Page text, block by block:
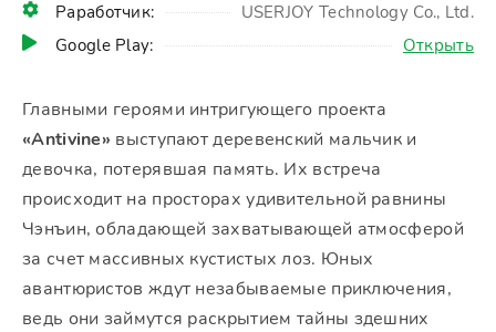
Раработчик:
USERJOY Technology Co., Ltd.
Google Play:
Открыть
Главными героями интригующего проекта
«Antivine» выступают деревенский мальчик и
девочка, потерявшая память. Их встреча
происходит на просторах удивительной равнины
Чэнъин, обладающей захватывающей атмосферой
за счет массивных кустистых лоз. Юных
авантюристов ждут незабываемые приключения,
ведь они займутся раскрытием тайны здешних